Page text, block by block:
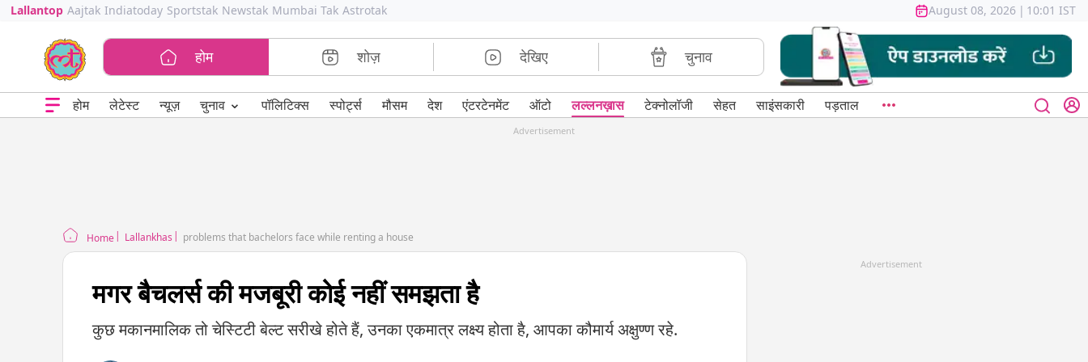
Lallantop Aajtak Indiatoday Sportstak Newstak Mumbai Tak Astrotak August 08, 2026 | 10:01 IST
होम शोज़ देखिए चुनाव
होम लेटेस्ट न्यूज़ चुनाव ⌄ पॉलिटिक्स स्पोर्ट्स मौसम देश एंटरटेनमेंट ऑटो लल्लनख़ास टेक्नोलॉजी सेहत साइंसकारी पड़ताल
Advertisement
Home Lallankhas problems that bachelors face while renting a house
मगर बैचलर्स की मजबूरी कोई नहीं समझता है
कुछ मकानमालिक तो चेस्टिटी बेल्ट सरीखे होते हैं, उनका एकमात्र लक्ष्य होता है, आपका कौमार्य अक्षुण्ण रहे.
Advertisement